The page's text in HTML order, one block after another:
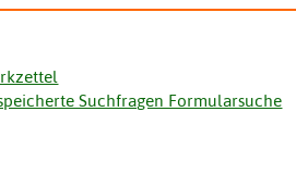
Suchfragen Formularsuche